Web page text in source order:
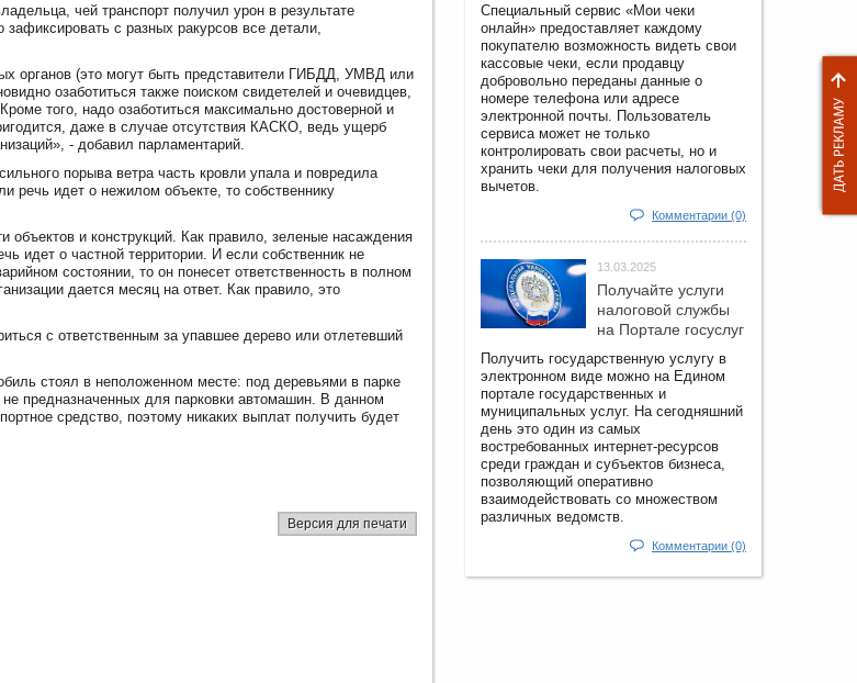
чей транспорт получил урон в результате
с разных ракурсов все детали,
органов (это могут быть представители ГИБДД, УМВД или
озаботиться также поиском свидетелей и очевидцев,
того, надо озаботиться максимально достоверной и
даже в случае отсутствия КАСКО, ведь ущерб
- добавил парламентарий.
порыва ветра часть кровли упала и повредила
речь идет о нежилом объекте, то собственнику
и конструкций. Как правило, зеленые насаждения
идет о частной территории. И если собственник не
состоянии, то он понесет ответственность в полном
дается месяц на ответ. Как правило, это
с ответственным за упавшее дерево или отлетевший
стоял в неположенном месте: под деревьями в парке
предназначенных для парковки автомашин. В данном
средство, поэтому никаких выплат получить будет
Версия для печати
Специальный сервис «Мои чеки
онлайн» предоставляет каждому
покупателю возможность видеть свои
кассовые чеки, если продавцу
добровольно переданы данные о
номере телефона или адресе
электронной почты. Пользователь
сервиса может не только
контролировать свои расчеты, но и
хранить чеки для получения налоговых
вычетов.
Комментарии (0)
13.03.2025
Получайте услуги
налоговой службы
на Портале госyслуг
Получить государственную услугу в
электронном виде можно на Едином
портале государственных и
муниципальных услуг. На сегодняшний
день это один из самых
востребованных интернет-ресурсов
среди граждан и субъектов бизнеса,
позволяющий оперативно
взаимодействовать со множеством
различных ведомств.
Комментарии (0)